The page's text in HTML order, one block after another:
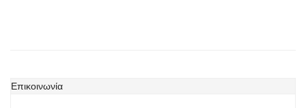
Επικοινωνία